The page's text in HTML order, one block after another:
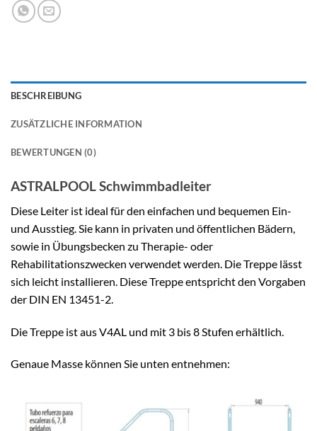
BESCHREIBUNG
ZUSÄTZLICHE INFORMATION
BEWERTUNGEN (0)
ASTRALPOOL Schwimmbadleiter
Diese Leiter ist ideal für den einfachen und bequemen Ein-
und Ausstieg. Sie kann in privaten und öffentlichen Bädern,
sowie in Übungsbecken zu Therapie- oder
Rehabilitationszwecken verwendet werden. Die Treppe lässt
sich leicht installieren. Diese Treppe entspricht den Vorgaben
der DIN EN 13451-2.
Die Treppe ist aus V4AL und mit 3 bis 8 Stufen erhältlich.
Genaue Masse können Sie unten entnehmen: